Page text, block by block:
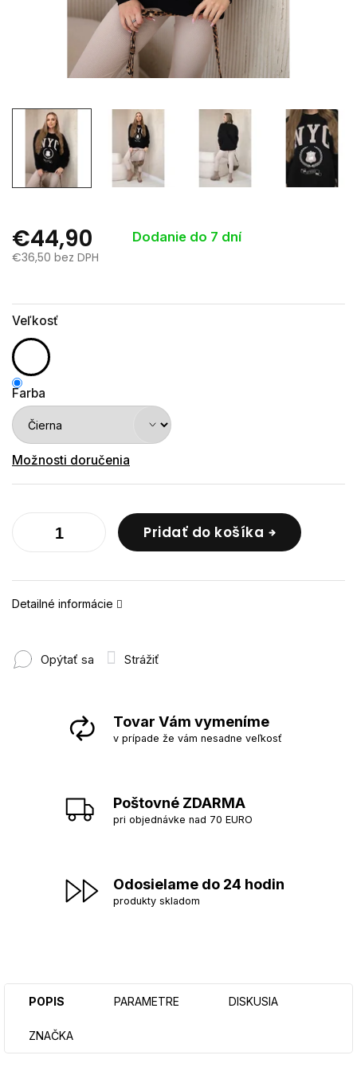
€44,90
Dodanie do 7 dní
€36,50 bez DPH
Veľkosť
Farba
Možnosti doručenia
Pridať do košíka
Detailné informácie
Opýtať sa Strážiť
Tovar Vám vymeníme
v prípade že vám nesadne veľkosť
Poštovné ZDARMA
pri objednávke nad 70 EURO
Odosielame do 24 hodin
produkty skladom
POPIS PARAMETRE DISKUSIA
ZNAČKA